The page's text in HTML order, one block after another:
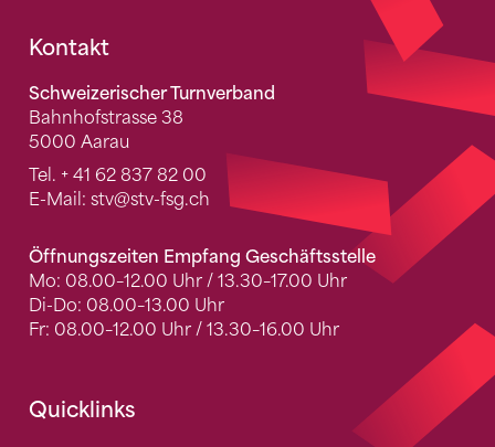
Fusszeile
Kontakt
Schweizerischer Turnverband
Bahnhofstrasse 38
5000 Aarau
Tel. + 41 62 837 82 00
E-Mail: stv@stv-fsg.ch
Öffnungszeiten Empfang Geschäftsstelle
Mo: 08.00–12.00 Uhr / 13.30–17.00 Uhr
Di-Do: 08.00–13.00 Uhr
Fr: 08.00–12.00 Uhr / 13.30–16.00 Uhr
Quicklinks